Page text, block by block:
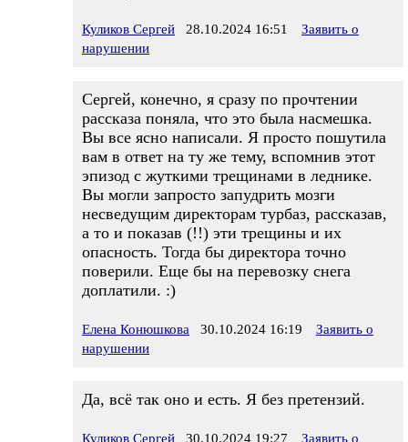
Куликов Сергей 28.10.2024 16:51
Заявить о
нарушении
Сергей, конечно, я сразу по прочтении
рассказа поняла, что это была насмешка.
Вы все ясно написали. Я просто пошутила
вам в ответ на ту же тему, вспомнив этот
эпизод с жуткими трещинами в леднике.
Вы могли запросто запудрить мозги
несведущим директорам турбаз, рассказав,
а то и показав (!!) эти трещины и их
опасность. Тогда бы директора точно
поверили. Еще бы на перевозку снега
доплатили. :)
Елена Конюшкова 30.10.2024 16:19
Заявить о
нарушении
Да, всё так оно и есть. Я без претензий.
Куликов Сергей 30.10.2024 19:27 Заявить о